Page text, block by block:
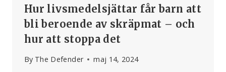
Hur livsmedelsjättar får barn att
bli beroende av skräpmat – och
hur att stoppa det
By The Defender maj 14, 2024